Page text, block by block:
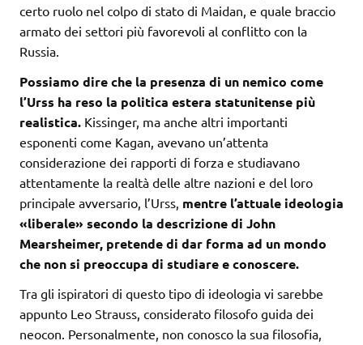
certo ruolo nel colpo di stato di Maidan, e quale braccio
armato dei settori più favorevoli al conflitto con la
Russia.
Possiamo dire che la presenza di un nemico come
l’Urss ha reso la politica estera statunitense più
realistica. Kissinger, ma anche altri importanti
esponenti come Kagan, avevano un’attenta
considerazione dei rapporti di forza e studiavano
attentamente la realtà delle altre nazioni e del loro
principale avversario, l’Urss, mentre l’attuale ideologia
«liberale» secondo la descrizione di John
Mearsheimer, pretende di dar forma ad un mondo
che non si preoccupa di studiare e conoscere.
Tra gli ispiratori di questo tipo di ideologia vi sarebbe
appunto Leo Strauss, considerato filosofo guida dei
neocon. Personalmente, non conosco la sua filosofia,